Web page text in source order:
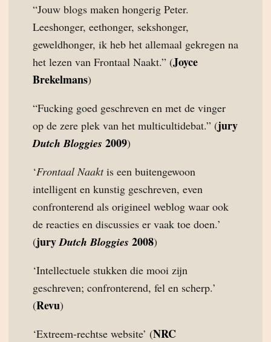
“Jouw blogs maken hongerig Peter.
Leeshonger, eethonger, sekshonger,
geweldhonger, ik heb het allemaal gekregen na
het lezen van Frontaal Naakt.” (Joyce
Brekelmans)
“Fucking goed geschreven en met de vinger
op de zere plek van het multicultidebat.” (jury
Dutch Bloggies 2009)
‘Frontaal Naaktis een buitengewoon
intelligent en kunstig geschreven, even
confronterend als origineel weblog waar ook
de reacties en discussies er vaak toe doen.’
(juryDutch Bloggies 2008)
‘Intellectuele stukken die mooi zijn
geschreven; confronterend, fel en scherp.’
(Revu)
‘Extreem-rechtse website’ (NRC